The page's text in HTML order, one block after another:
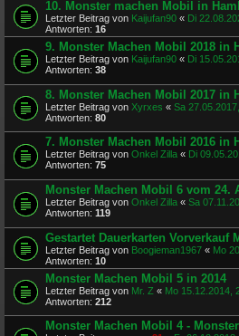
10. Monster machen Mobil in
Letzter Beitrag von Kaijufan90 « Di
Antworten: 16
9. Monster Machen Mobil 2018 in
Letzter Beitrag von Kaijufan90 « Di
Antworten: 38
8. Monster Machen Mobil 2017 in
Letzter Beitrag von Xyrxes « Sa
Antworten: 80
7. Monster Machen Mobil 2016 in
Letzter Beitrag von Onkel Zilla « Di
Antworten: 75
Monster Machen Mobil 6 vom 24.
Letzter Beitrag von Onkel Zilla « Sa
Antworten: 119
Gestartet Dauerkarten Vorverkauf
Letzter Beitrag von Boogieman1967 « Mo
Antworten: 10
Monster Machen Mobil 5 in 2014
Letzter Beitrag von Mr. Z « Mo 15.12.2014,
Antworten: 212
Monster Machen Mobil 4 -